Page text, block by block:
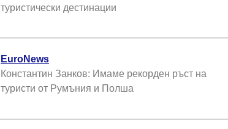
туристически дестинации
EuroNews
Константин Занков: Имаме рекорден ръст на
туристи от Румъния и Полша